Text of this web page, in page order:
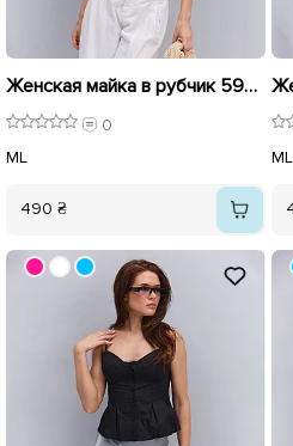
Женская майка в рубчик 595744 Черная
0
ML
490 ₴
ML